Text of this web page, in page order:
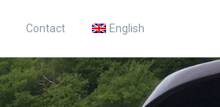
Contact English